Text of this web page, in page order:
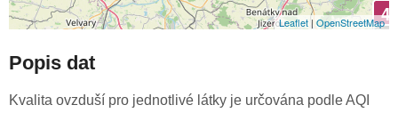
4
Leaflet|OpenStreetMap
Popis dat
Kvalita ovzduší pro jednotlivé látky je určována podle AQI